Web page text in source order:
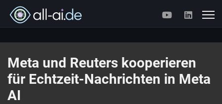
Meta und Reuters kooperieren
für Echtzeit-Nachrichten in Meta
AI